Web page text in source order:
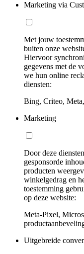
Marketing via
Met jouw
buiten onze
Hiervoor
gegevens met de
we hun online
diensten:
Bing, Criteo,
Marketing
Door deze
gesponsorde
producten
winkelgedrag en
toestemming
op deze website:
Meta-Pixel,
Uitgebreide